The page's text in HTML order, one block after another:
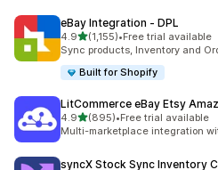
eBay Integration ‑ DPL
4.9เต็ม 5 ดาว
(1,155)
ทั้งหมด 1155 รีวิว
•Free trial available
Sync products, Inventory and
Built for Shopify
LitCommerce eBay Etsy
4.9เต็ม 5 ดาว
(895)
ทั้งหมด 895 รีวิว
•Free trial available
Multi-marketplace integration
syncX Stock Sync Inventory